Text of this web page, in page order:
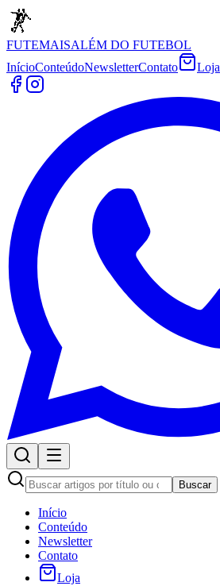
FUTEMAISALÉM DO FUTEBOL
InícioConteúdoNewsletterContato Loja
Buscar
Início
Conteúdo
Newsletter
Contato
Loja